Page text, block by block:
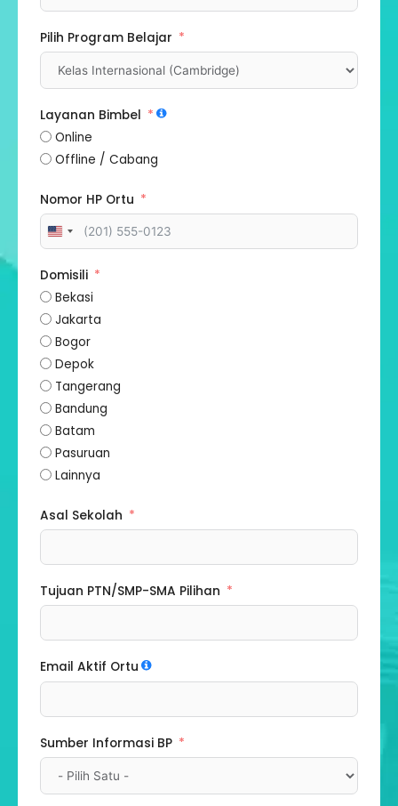
Pilih Program Belajar
Layanan Bimbel
Online
Offline / Cabang
Nomor HP Ortu
United
States
+1
Domisili
Bekasi
Jakarta
Bogor
Depok
Tangerang
Bandung
Batam
Pasuruan
Lainnya
Asal Sekolah
Tujuan PTN/SMP-SMA Pilihan
Email Aktif Ortu
Sumber Informasi BP